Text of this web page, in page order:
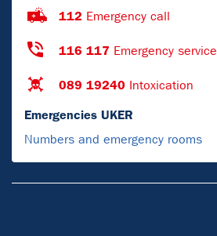
112 Emergency call
116 117 Emergency service
089 19240 Intoxication
Emergencies UKER
Numbers and emergency rooms